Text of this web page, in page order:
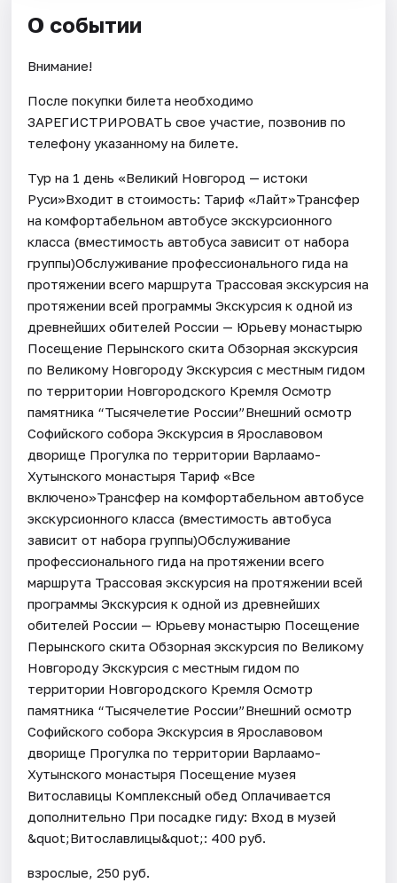
О событии
Внимание!
После покупки билета необходимо
ЗАРЕГИСТРИРОВАТЬ свое участие, позвонив по
телефону указанному на билете.
Тур на 1 день «Великий Новгород — истоки
Руси»Входит в стоимость: Тариф «Лайт»Трансфер
на комфортабельном автобусе экскурсионного
класса (вместимость автобуса зависит от набора
группы)Обслуживание профессионального гида на
протяжении всего маршрута Трассовая экскурсия на
протяжении всей программы Экскурсия к одной из
древнейших обителей России — Юрьеву монастырю
Посещение Перынского скита Обзорная экскурсия
по Великому Новгороду Экскурсия с местным гидом
по территории Новгородского Кремля Осмотр
памятника “Тысячелетие России”Внешний осмотр
Софийского собора Экскурсия в Ярославовом
дворище Прогулка по территории Варлаамо-
Хутынского монастыря Тариф «Все
включено»Трансфер на комфортабельном автобусе
экскурсионного класса (вместимость автобуса
зависит от набора группы)Обслуживание
профессионального гида на протяжении всего
маршрута Трассовая экскурсия на протяжении всей
программы Экскурсия к одной из древнейших
обителей России — Юрьеву монастырю Посещение
Перынского скита Обзорная экскурсия по Великому
Новгороду Экскурсия с местным гидом по
территории Новгородского Кремля Осмотр
памятника “Тысячелетие России”Внешний осмотр
Софийского собора Экскурсия в Ярославовом
дворище Прогулка по территории Варлаамо-
Хутынского монастыря Посещение музея
Витославицы Комплексный обед Оплачивается
дополнительно При посадке гиду: Вход в музей
&quot;Витославлицы&quot;: 400 руб.
взрослые, 250 руб.